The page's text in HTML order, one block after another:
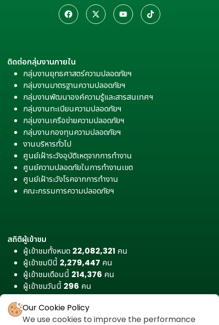
ติดต่อกลุ่มงานภายใน
กลุ่มงานยุทธศาสตร์ความปลอดภัยฯ
กลุ่มงานมาตรฐานความปลอดภัยฯ
กลุ่มงานพัฒนาองค์ความรู้และสารสนเทศฯ
กลุ่มงานทะเบียนความปลอดภัยฯ
กลุ่มงานเครือข่ายความปลอดภัยฯ
กลุ่มงานกองทุนความปลอดภัยฯ
งานบริหารทั่วไป
ศูนย์เฝ้าระวังอุบัติเหตุจากการทำงาน
ศูนย์ความปลอดภัยในการทำงานเขต
ศูนย์เฝ้าระวังโรคจากการทำงาน
คณะกรรมการความปลอดภัยฯ
สถิติผู้เข้าชม
ผู้เข้าชมทั้งหมด 22,082,321 คน
ผู้เข้าชมปีนี้ 2,279,447 คน
ผู้เข้าชมเดือนนี้ 214,376 คน
ผู้เข้าชมวันนี้ 296 คน
Our Cookie Policy
We use cookies to improve the performance